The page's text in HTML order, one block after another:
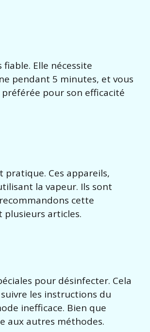
Elle nécessite
pendant 5 minutes, et vous
pour son efficacité
Ces appareils,
la vapeur. Ils sont
cette
articles.
pour désinfecter. Cela
les instructions du
inefficace. Bien que
aux autres méthodes.